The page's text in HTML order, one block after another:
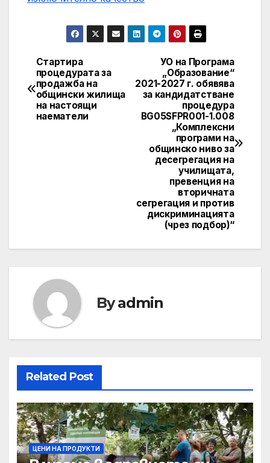
Навигация
УО на Програма
„Образование“
2021-2027 г. обявява
за кандидатстване
процедура
BG05SFPR001-1.008
„Комплексни
програми на
общинско ниво за
десегрегация на
училищата,
превенция на
вторичната
сегрегация и против
дискриминацията
(чрез подбор)“
Стартира
процедурата за
продажба на
общински жилища
на настоящи
наематели
Byadmin
Related Post
ЦЕНИ НА ПРОДУКТИ